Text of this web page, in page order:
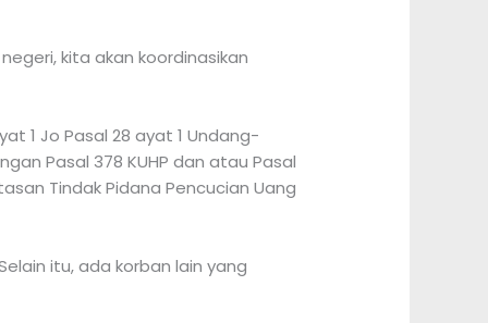
kita akan koordinasikan
1 Jo Pasal 28 ayat 1 Undang-
Pasal 378 KUHP dan atau Pasal
Tindak Pidana Pencucian Uang
itu, ada korban lain yang